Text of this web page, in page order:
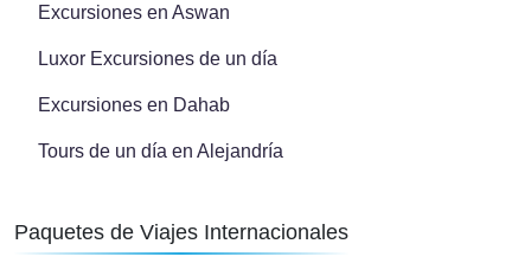
Excursiones en Aswan
Luxor Excursiones de un día
Excursiones en Dahab
Tours de un día en Alejandría
Paquetes de Viajes Internacionales